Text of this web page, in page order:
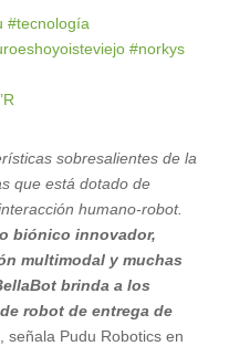
#tecnología
#norkys
sobresalientes de la
que está dotado de
humano-robot.
biónico innovador,
multimodal y muchas
brinda a los
robot de entrega de
señala Pudu Robotics en